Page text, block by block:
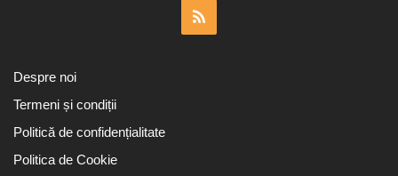
Despre noi
Termeni și condiții
Politică de confidențialitate
Politica de Cookie